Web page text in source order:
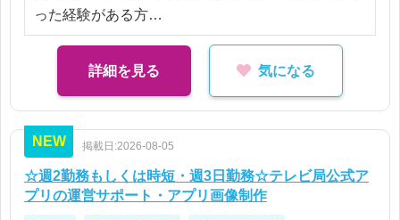
社内にある事業アイデアをもとに、方向性やロード
いただきます。
【具体的な業務】
・事業アイデアの具体化、ロードマップ設計
・Webサービス、アプリ、地域メディア、情報プラ
ットフォームなどの立ち上げ支援
った経験がある方
・企画だけでなく、実行・検証・改善まで自ら動い
・収益化やマネタイズを意識しながら、事業やサー
・週1〜2回程度の打ち合わせをもとに、自律的に業
務を進められる方
・社内外の関係者と連携しながら、プロジェクトを
前に進められる方
詳細を見る 気になる
NEW 掲載日:2026-08-05
☆週2勤務もしくは時短・週3日勤務☆テレビ局公式ア
プリの運営サポート・アプリ画像制作